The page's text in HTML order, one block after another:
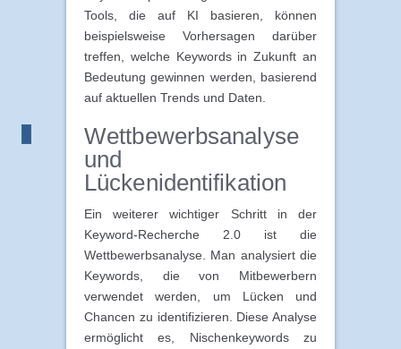
Tools, die auf KI basieren, können
beispielsweise Vorhersagen darüber
treffen, welche Keywords in Zukunft an
Bedeutung gewinnen werden, basierend
auf aktuellen Trends und Daten.
Wettbewerbsanalyse
und
Lückenidentifikation
Ein weiterer wichtiger Schritt in der
Keyword-Recherche 2.0 ist die
Wettbewerbsanalyse. Man analysiert die
Keywords, die von Mitbewerbern
verwendet werden, um Lücken und
Chancen zu identifizieren. Diese Analyse
ermöglicht es, Nischenkeywords zu